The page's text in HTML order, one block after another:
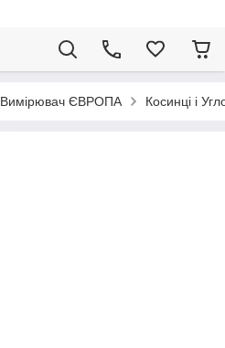
Вимірювач ЄВРОПА Косинці і